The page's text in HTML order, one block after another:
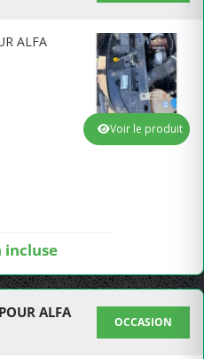
ALFA
incluse
Voir le produit
ALFA
OCCASION